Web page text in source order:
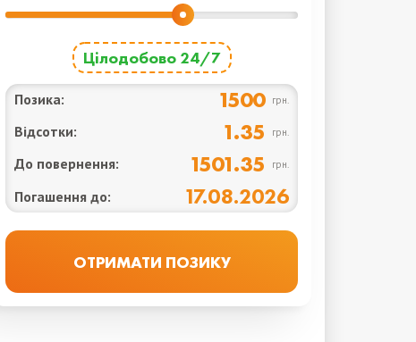
Цілодобово 24/7
Позика: 1500 грн.
Відсотки: 1.35 грн.
До повернення: 1501.35 грн.
Погашення до: 17.08.2026